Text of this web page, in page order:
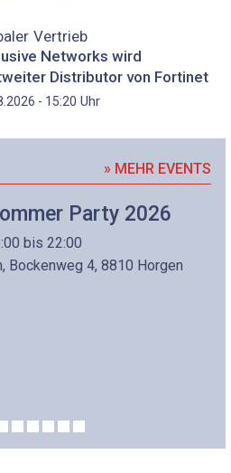
Vertrieb
Networks wird
Distributor von Fortinet
- 15:20 Uhr
» MEHR EVENTS
Party 2026
bis 22:00
Bockenweg 4, 8810 Horgen